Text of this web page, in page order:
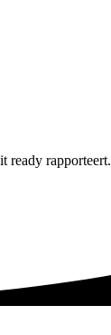
ready rapporteert.